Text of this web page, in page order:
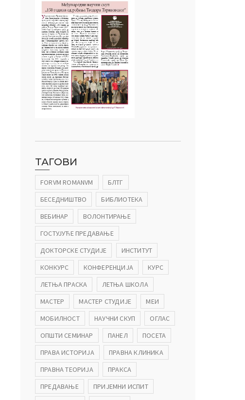
ТАГОВИ
FORVM ROMANVM
БЛТГ
БЕСЕДНИШТВО
БИБЛИОТЕКА
ВЕБИНАР
ВОЛОНТИРАЊЕ
ГОСТУЈУЋЕ ПРЕДАВАЊЕ
ДОКТОРСКЕ СТУДИЈЕ
ИНСТИТУТ
КОНКУРС
КОНФЕРЕНЦИЈА
КУРС
ЛЕТЊА ПРАСКА
ЛЕТЊА ШКОЛА
МАСТЕР
МАСТЕР СТУДИЈЕ
МЕИ
МОБИЛНОСТ
НАУЧНИ СКУП
ОГЛАС
ОПШТИ СЕМИНАР
ПАНЕЛ
ПОСЕТА
ПРАВА ИСТОРИЈА
ПРАВНА КЛИНИКА
ПРАВНА ТЕОРИЈА
ПРАКСА
ПРЕДАВАЊЕ
ПРИЈЕМНИ ИСПИТ